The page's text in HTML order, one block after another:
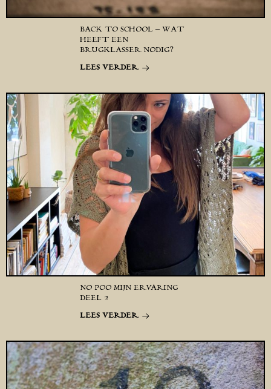
BACK TO SCHOOL – WAT
HEEFT EEN
BRUGKLASSER NODIG?
LEES VERDER
NO POO MIJN ERVARING
DEEL 2
LEES VERDER